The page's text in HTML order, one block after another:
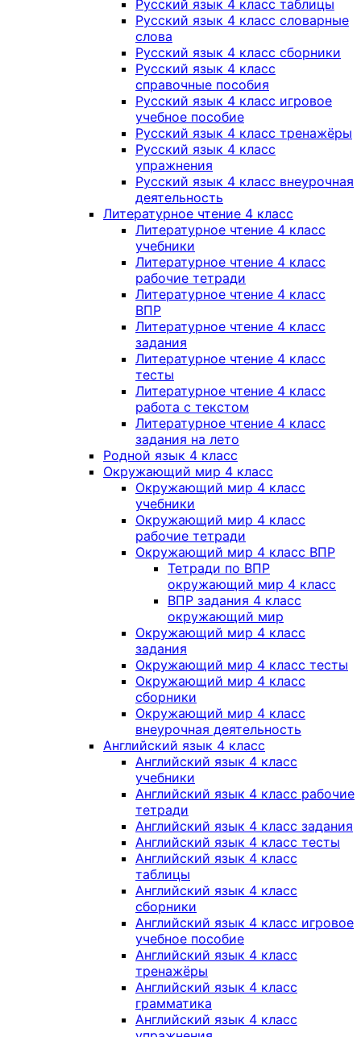
Русский язык 4 класс таблицы
Русский язык 4 класс словарные
слова
Русский язык 4 класс сборники
Русский язык 4 класс
справочные пособия
Русский язык 4 класс игровое
учебное пособие
Русский язык 4 класс тренажёры
Русский язык 4 класс
упражнения
Русский язык 4 класс внеурочная
деятельность
Литературное чтение 4 класс
Литературное чтение 4 класс
учебники
Литературное чтение 4 класс
рабочие тетради
Литературное чтение 4 класс
ВПР
Литературное чтение 4 класс
задания
Литературное чтение 4 класс
тесты
Литературное чтение 4 класс
работа с текстом
Литературное чтение 4 класс
задания на лето
Родной язык 4 класс
Окружающий мир 4 класс
Окружающий мир 4 класс
учебники
Окружающий мир 4 класс
рабочие тетради
Окружающий мир 4 класс ВПР
Тетради по ВПР
окружающий мир 4 класс
ВПР задания 4 класс
окружающий мир
Окружающий мир 4 класс
задания
Окружающий мир 4 класс тесты
Окружающий мир 4 класс
сборники
Окружающий мир 4 класс
внеурочная деятельность
Английский язык 4 класс
Английский язык 4 класс
учебники
Английский язык 4 класс рабочие
тетради
Английский язык 4 класс задания
Английский язык 4 класс тесты
Английский язык 4 класс
таблицы
Английский язык 4 класс
сборники
Английский язык 4 класс игровое
учебное пособие
Английский язык 4 класс
тренажёры
Английский язык 4 класс
грамматика
Английский язык 4 класс